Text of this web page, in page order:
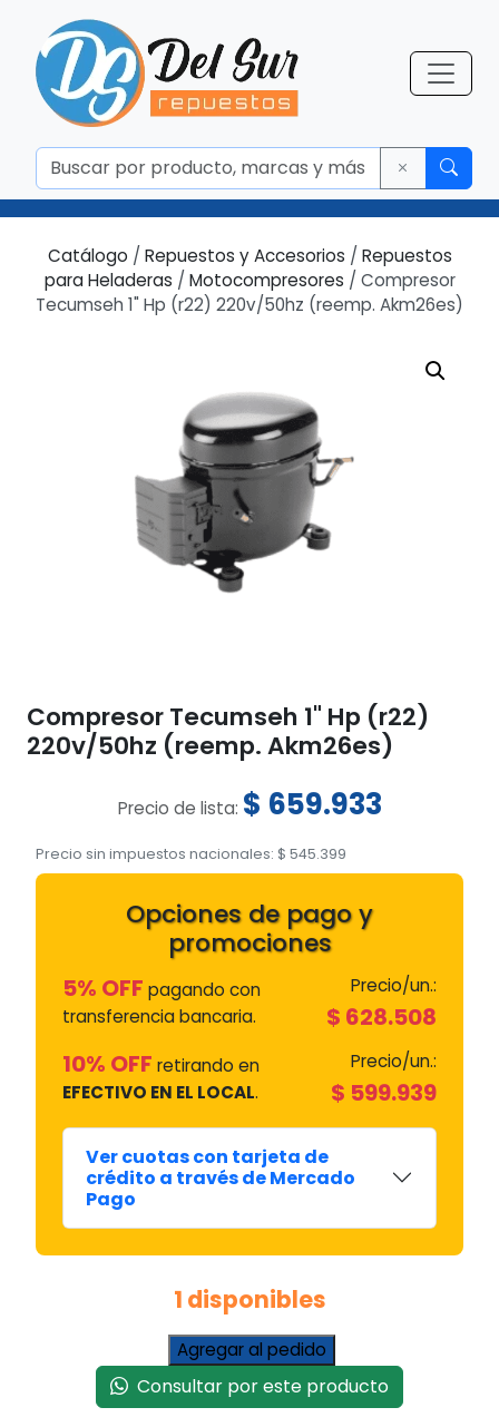
Catálogo / Repuestos y Accesorios / Repuestos
para Heladeras / Motocompresores / Compresor
Tecumseh 1" Hp (r22) 220v/50hz (reemp. Akm26es)
Compresor Tecumseh 1" Hp (r22)
220v/50hz (reemp. Akm26es)
Precio de lista: $ 659.933
Precio sin impuestos nacionales: $ 545.399
Opciones de pago y
promociones
5% OFF pagando con
transferencia bancaria.
Precio/un.:
$ 628.508
10% OFF retirando en
EFECTIVO EN EL LOCAL.
Precio/un.:
$ 599.939
Ver cuotas con tarjeta de
crédito a través de Mercado
Pago
1 disponibles
Compresor
Tecumseh
1"
Agregar al pedido
Consultar por este producto